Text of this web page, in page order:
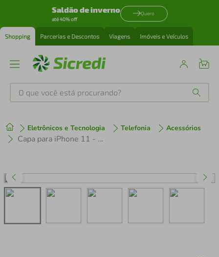
Saldão de inverno
até 40% off
Quero
Shopping Parcerias e Descontos Viagens Imóveis e Veículos
O que você está procurando?
Eletrônicos e Tecnologia Telefonia Acessórios
Capa para iPhone 11 - Silicon Premium Rosa - Gshield
1º tenis
perfume